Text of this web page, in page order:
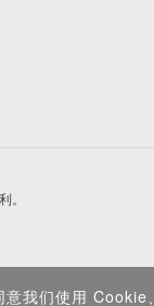
。
我们使用 Cookie、